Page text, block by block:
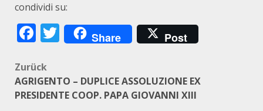
condividi su:
Facebook
Twitter
Share Post
Beitragsnavigation
Zurück
AGRIGENTO – DUPLICE ASSOLUZIONE EX
PRESIDENTE COOP. PAPA GIOVANNI XIII